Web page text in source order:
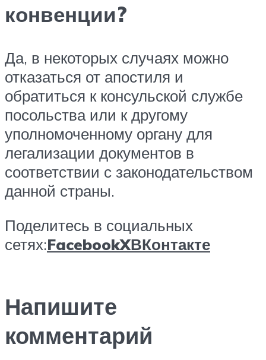
конвенции?
Да, в некоторых случаях можно
отказаться от апостиля и
обратиться к консульской службе
посольства или к другому
уполномоченному органу для
легализации документов в
соответствии с законодательством
данной страны.
Поделитесь в социальных
сетях:FacebookXВКонтакте
Напишите
комментарий